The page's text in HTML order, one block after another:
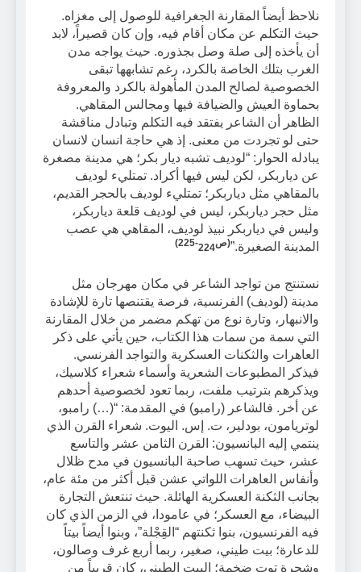
نلاحظ أيضاً المقارنة الجغرافية للوصول إلى مغزاه.
حيث التكلم عن مكان أقام فيه، وإن كان قصيراً، لابد
أن يأخذه إلى صلة وصل بجذوره. حيث يواجه مدن
الغرب بتلك الخاصة بالكرد، رغم تشابهها تبقى
الخصوصية لصالح المدن المأهولة بالكرد والمعروفة
بحماوة العيش والضيافة فيها ومجالس المقاهي.
الظاهر أن الشاعر يفتقد فيه التكلم وتبادل مناقشة
حتى لو تجردت من معنى. إذ هي حاجة انسان لانسان
يبادله الحوار: “لوديف تشبه ديار بكر؛ هي مدينة مصغرة
عن دياربكر، لكن ليس فيها أكراد. تمتليء لوديف
بالمقاهي مثل دياربكر؛ تمتليء لوديف بالحجر القديم،
مثل حجر دياربكر، ليس في لوديف قلعة دياربكر،
وليس في دياربكر نبيذ لوديف، المقاهي هي عصب
المدينة الصغيرة.”(ص224-225)
نستنتج من تواجد الشاعر في مكان مهرجان مثل
مدينة (لوديف) الفرنسية، فرصة يقتنصها تارة للإشادة
والانبهار، وتارة نوع من تهكم مضمر من خلال المقارنة
التي سمة من سمات هذا الكتاب، حين يأتي على ذكر
العاهرات والثكنات العسكرية والتواجد الفرنسي.
فيذكر المطبوعات الشعرية وأسماء شعراء كلاسيك،
ويذكرهم بترتيب ملفت، ربما تعود لخصوصية أحدهم
عن أخر. فالشاعر (رامبو) في المقدمة: “(…) رامبو،
لوتريامون، بودلير، ت. إس. اليوت. شعراء القرن الذي
ينتمي إليه البانسيون: القرن الثامن عشر والتاسع
عشر، حيث تسهب صاحبة البانسيون في مدح ظلال
وأنفاس العاهرات اللواتي عشن قبل أكثر من مئة عام،
بجانب الثكنة العسكرية الهائلة. حيث تنتعش التجارة
البيضاء، مع العسكر؛ في عامودا، في الزمن الذي كان
فيه الفرنسيون، بنوا ثكنتهم “القِجْلة”، وبنوا أيضاً بيتاً
للدعارة؛ بيت طيني، صغير، ربما أربع غرف وصالون،
وشجرة توت ضخمة؛ البيت الطيني، كان قريباً من